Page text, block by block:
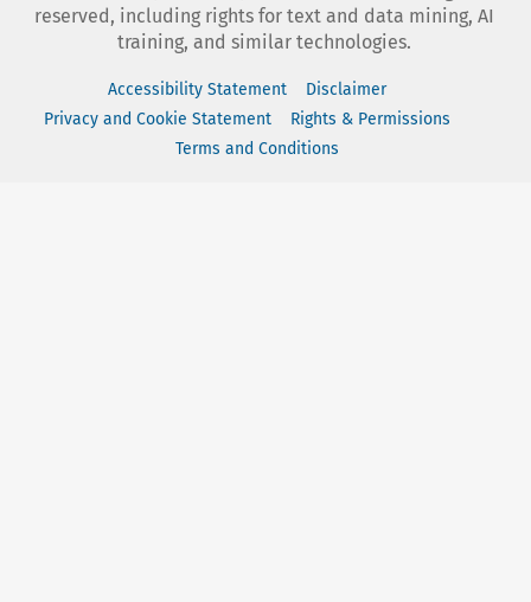
reserved, including rights for text and data mining, AI
training, and similar technologies.
Accessibility Statement
Disclaimer
Privacy and Cookie Statement
Rights & Permissions
Terms and Conditions